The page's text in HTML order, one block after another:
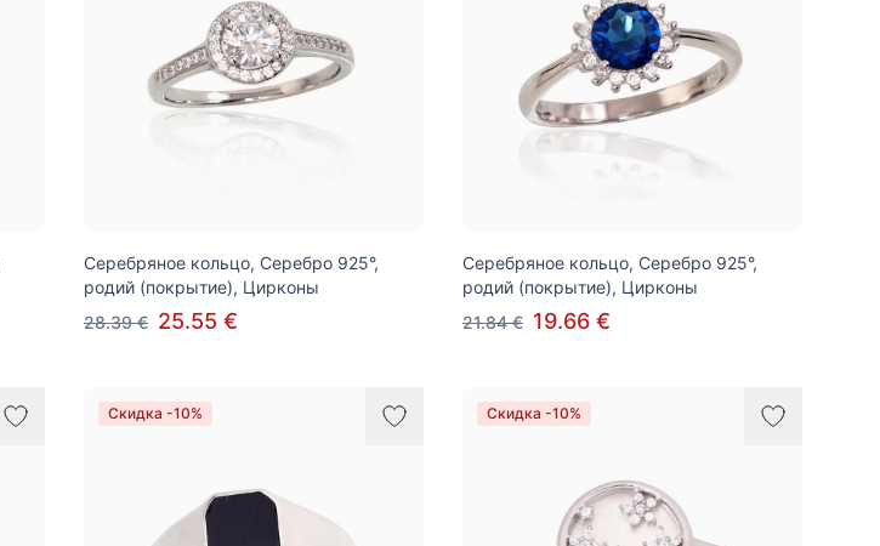
Серебряное кольцо, Серебро 925°,
родий (покрытие), Цирконы
28.39 € 25.55 €
Серебряное кольцо, Серебро 925°,
родий (покрытие), Цирконы
21.84 € 19.66 €
Скидка -10% Скидка -10%